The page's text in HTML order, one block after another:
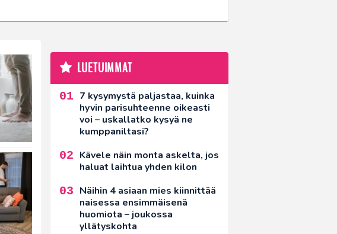
LUETUIMMAT
7 kysymystä paljastaa, kuinka
hyvin parisuhteenne oikeasti
voi – uskallatko kysyä ne
kumppaniltasi?
Kävele näin monta askelta, jos
haluat laihtua yhden kilon
Näihin 4 asiaan mies kiinnittää
naisessa ensimmäisenä
huomiota – joukossa
yllätyskohta